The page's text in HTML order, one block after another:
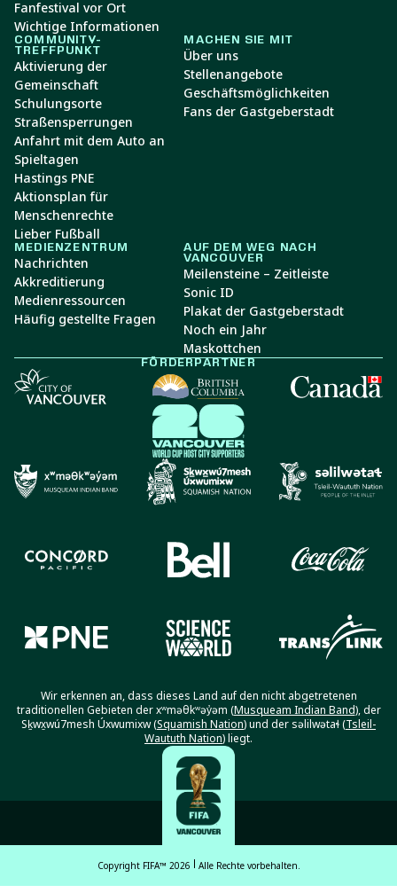
Fanfestival vor Ort
Wichtige Informationen
COMMUNITY-
TREFFPUNKT
Aktivierung der
Gemeinschaft
Schulungsorte
Straßensperrungen
Anfahrt mit dem Auto an
Spieltagen
Hastings PNE
Aktionsplan für
Menschenrechte
Lieber Fußball
MACHEN SIE MIT
Über uns
Stellenangebote
Geschäftsmöglichkeiten
Fans der Gastgeberstadt
MEDIENZENTRUM
Nachrichten
Akkreditierung
Medienressourcen
Häufig gestellte Fragen
AUF DEM WEG NACH
VANCOUVER
Meilensteine – Zeitleiste
Sonic ID
Plakat der Gastgeberstadt
Noch ein Jahr
Maskottchen
FÖRDERPARTNER
Wir erkennen an, dass dieses Land auf den nicht abgetretenen
traditionellen Gebieten der xʷməθkʷəy̓əm (Musqueam Indian Band), der
Sḵwx̱wú7mesh Úxwumixw (Squamish Nation) und der səlilwətaɬ (Tsleil-
Waututh Nation) liegt.
Copyright FIFA™ 2026 Alle Rechte vorbehalten.